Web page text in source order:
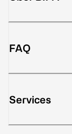
FAQ
Services